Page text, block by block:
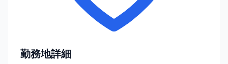
勤務地詳細